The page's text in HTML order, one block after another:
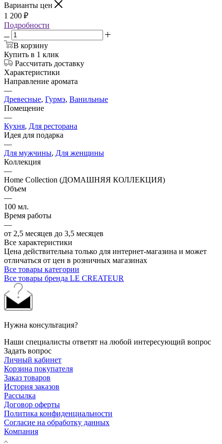
Варианты цен
1 200 ₽
Подробности
В корзину
Купить в 1 клик
Рассчитать доставку
Характеристики
Направление аромата
—
Древесные, Гурмэ, Ванильные
Помещение
—
Кухня, Для ресторана
Идея для подарка
—
Для мужчины, Для женщины
Коллекция
—
Home Collection (ДОМАШНЯЯ КОЛЛЕКЦИЯ)
Объем
—
100 мл.
Время работы
—
от 2,5 месяцев до 3,5 месяцев
Все характеристики
Цена действительна только для интернет-магазина и может
отличаться от цен в розничных магазинах
Все товары категории
Все товары бренда LE CREATEUR
Нужна консультация?
Наши специалисты ответят на любой интересующий вопрос
Задать вопрос
Личный кабинет
Корзина покупателя
Заказ товаров
История заказов
Рассылка
Договор оферты
Политика конфиденциальности
Согласие на обработку данных
Компания